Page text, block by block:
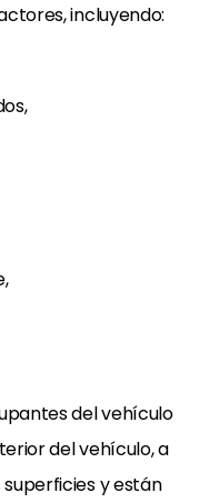
incluyendo:
del vehículo
del vehículo, a
y están